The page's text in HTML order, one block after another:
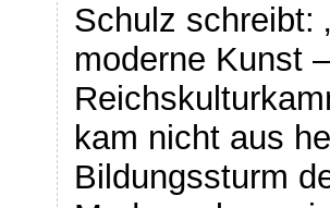
Schulz schreibt:
moderne Kunst
kam nicht aus
Bildungssturm